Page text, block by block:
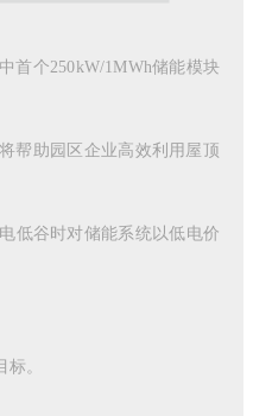
首个250kW/1MWh储能模块
帮助园区企业高效利用屋顶
低谷时对储能系统以低电价
。